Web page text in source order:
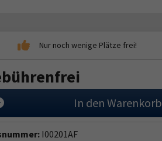
In den Warenkorb
I00201AF